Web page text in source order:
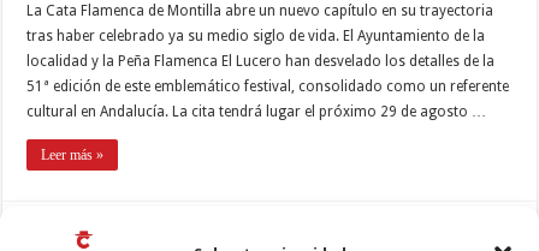
La Cata Flamenca de Montilla abre un nuevo capítulo en su trayectoria
tras haber celebrado ya su medio siglo de vida. El Ayuntamiento de la
localidad y la Peña Flamenca El Lucero han desvelado los detalles de la
51ª edición de este emblemático festival, consolidado como un referente
cultural en Andalucía. La cita tendrá lugar el próximo 29 de agosto …
Leer más »
Doña Mencía presenta el cartel de su LIV